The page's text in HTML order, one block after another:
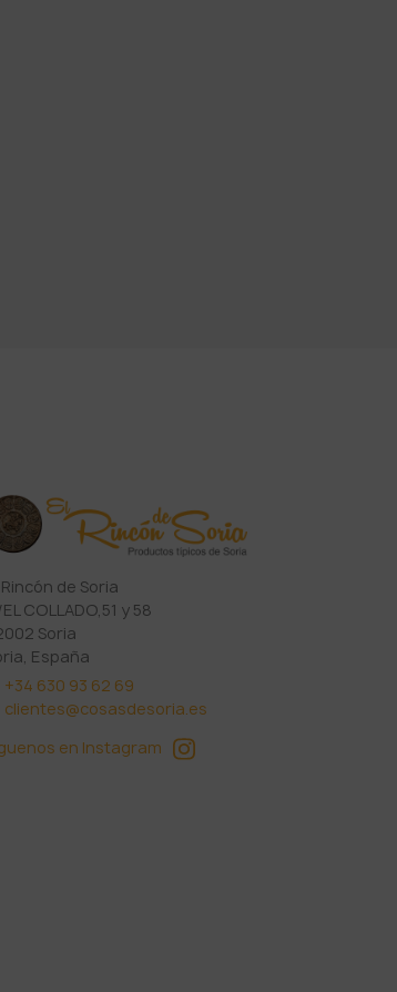
Rincón de Soria
COLLADO,51 y 58
Soria
España
+34 630 93 62 69
clientes@cosasdesoria.es
en Instagram